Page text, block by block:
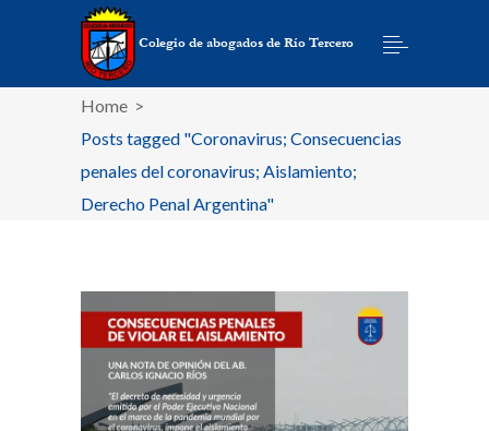
Home >
Posts tagged "Coronavirus; Consecuencias
penales del coronavirus; Aislamiento;
Derecho Penal Argentina"